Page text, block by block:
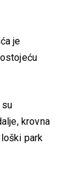
je
krovna
park